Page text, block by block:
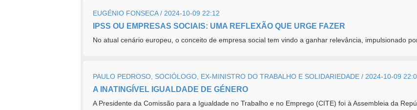
EUGÉNIO FONSECA / 2024-10-09 22:12
IPSS OU EMPRESAS SOCIAIS: UMA REFLEXÃO QUE URGE FAZER
No atual cenário europeu, o conceito de empresa social tem vindo a ganhar relevância, impulsionado
PAULO PEDROSO, SOCIÓLOGO, EX-MINISTRO DO TRABALHO E SOLIDARIEDADE / 2024-10-09
A INATINGÍVEL IGUALDADE DE GÉNERO
A Presidente da Comissão para a Igualdade no Trabalho e no Emprego (CITE) foi à Assembleia da